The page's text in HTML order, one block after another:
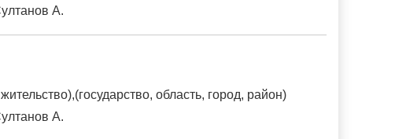
А.
область, город, район)
А.